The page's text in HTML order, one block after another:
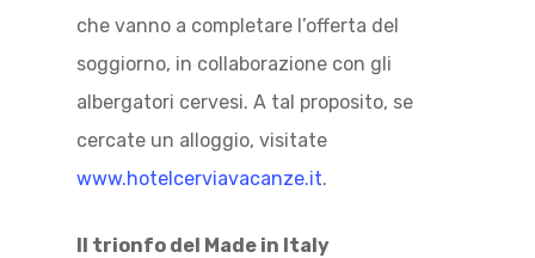
che vanno a completare l’offerta del
soggiorno, in collaborazione con gli
albergatori cervesi. A tal proposito, se
cercate un alloggio, visitate
www.hotelcerviavacanze.it.
Il trionfo del Made in Italy